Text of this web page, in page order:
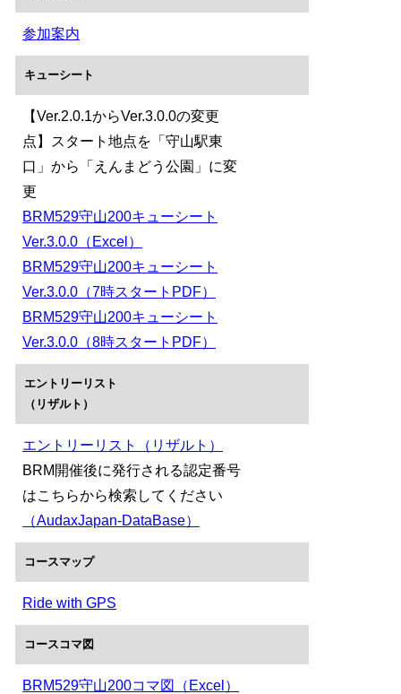
参加案内
キューシート
【Ver.2.0.1からVer.3.0.0の変更
点】スタート地点を「守山駅東
口」から「えんまどう公園」に変
更
BRM529守山200キューシート
Ver.3.0.0（Excel）
BRM529守山200キューシート
Ver.3.0.0（7時スタートPDF）
BRM529守山200キューシート
Ver.3.0.0（8時スタートPDF）
エントリーリスト
（リザルト）
エントリーリスト（リザルト）
BRM開催後に発行される認定番号
はこちらから検索してください
（AudaxJapan-DataBase）
コースマップ
Ride with GPS
コースコマ図
BRM529守山200コマ図（Excel）